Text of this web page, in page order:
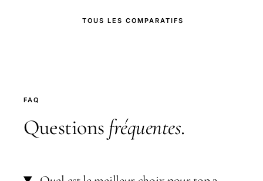
TOUS LES COMPARATIFS
FAQ
Questions fréquentes.